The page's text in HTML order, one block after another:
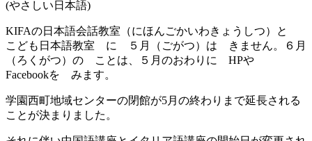
(やさしい日本語)
KIFAの日本語会話教室（にほんごかいわきょうしつ）と
こども日本語教室 に ５月（ごがつ）は きません。６月
（ろくがつ）の ことは、５月のおわりに HPや
Facebookを みます。
学園西町地域センターの閉館が5月の終わりまで延長される
ことが決まりました。